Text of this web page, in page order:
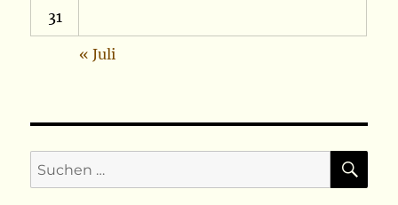
31
« Juli
Suchen
nach: